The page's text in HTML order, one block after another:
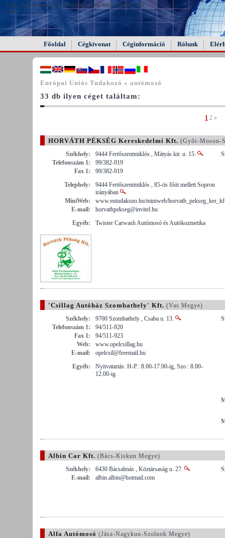
FAIL (the browser should render some flash content, not
this).
Főoldal Cégkivonat Céginformáció Rólunk
Európai Uniós Tudakozó « autómosó
33 db ilyen céget találtam:
1 2 »
HORVÁTH PÉKSÉG Kereskedelmi Kft. (Győr-Moson-
Székhely:
9444 Fertőszentmiklós , Mátyás kir. u. 15.
Telefonszám 1:
99/382-919
Fax 1:
99/382-919
Telephely:
9444 Fertőszentmiklós , 85-ös főút mellett Sopron
irányában
MiniWeb:
www.eutudakozo.hu/miniweb/
E-mail:
horvathpekseg@invitel.hu
Egyéb:
Twister Carwash Autómosó és Autókozmetika
'Csillag Autóház Szombathely' Kft. (Vas Megye)
Székhely:
9700 Szombathely , Csaba u. 13.
Telefonszám 1:
94/511-920
Fax 1:
94/511-923
Web:
www.opelcsillag.hu
E-mail:
opelcsil@freemail.hu
Egyéb:
Nyitvatartás: H-P.: 8.00-17.00-ig, Szo.: 8.00-
12.00-ig.
Albin Car Kft. (Bács-Kiskun Megye)
Székhely:
6430 Bácsalmás , Köztársaság u. 27.
E-mail:
albin.albin@hotmail.com
Alfa Autómosó (Jász-Nagykun-Szolnok Megye)